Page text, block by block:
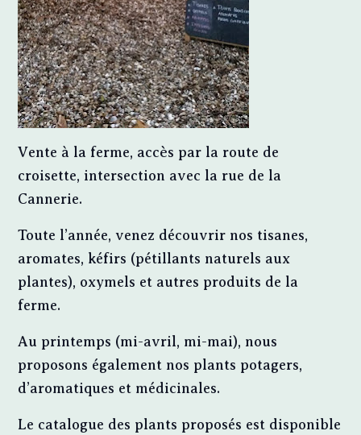
Vente à la ferme, accès par la route de
croisette, intersection avec la rue de la
Cannerie.
Toute l’année, venez découvrir nos tisanes,
aromates, kéfirs (pétillants naturels aux
plantes), oxymels et autres produits de la
ferme.
Au printemps (mi-avril, mi-mai), nous
proposons également nos plants potagers,
d’aromatiques et médicinales.
Le catalogue des plants proposés est disponible